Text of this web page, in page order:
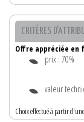
CRITÈRES
Offre appréciée en
prix : 70%
valeur
Choix effectué à partir